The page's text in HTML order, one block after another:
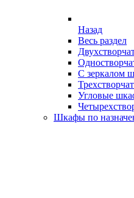
Назад
Весь раздел
С зеркалом
Угловые
Шкафы по